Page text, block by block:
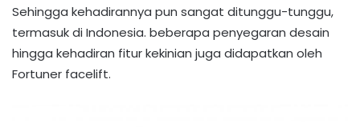
Sehingga kehadirannya pun sangat ditunggu-tunggu,
termasuk di Indonesia. beberapa penyegaran desain
hingga kehadiran fitur kekinian juga didapatkan oleh
Fortuner facelift.